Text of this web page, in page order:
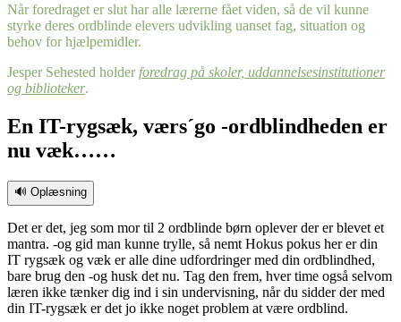
Når foredraget er slut har alle lærerne fået viden, så de vil kunne
styrke deres ordblinde elevers udvikling uanset fag, situation og
behov for hjælpemidler.
Jesper Sehested holder foredrag på skoler, uddannelsesinstitutioner
og biblioteker.
En IT-rygsæk, værs´go -ordblindheden er
nu væk……
🔊 Oplæsning
Det er det, jeg som mor til 2 ordblinde børn oplever der er blevet et
mantra. -og gid man kunne trylle, så nemt Hokus pokus her er din
IT rygsæk og væk er alle dine udfordringer med din ordblindhed,
bare brug den -og husk det nu. Tag den frem, hver time også selvom
læren ikke tænker dig ind i sin undervisning, når du sidder der med
din IT-rygsæk er det jo ikke noget problem at være ordblind.